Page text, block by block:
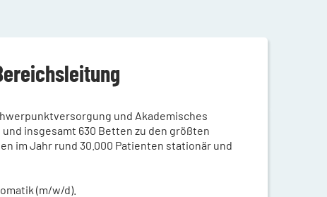
und Akademisches
insgesamt 630 Betten zu den größten
im Jahr rund 30.000 Patienten stationär und
(m/w/d).